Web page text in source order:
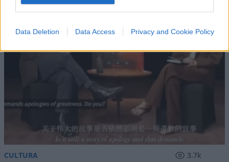
Data Deletion Data Access Privacy and Cookie Policy
CULTURA 3.7k